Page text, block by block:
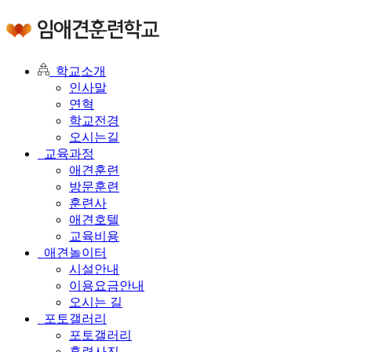
학교소개
인사말
연혁
학교전경
오시는길
교육과정
애견훈련
방문훈련
훈련사
애견호텔
교육비용
애견놀이터
시설안내
이용요금안내
오시는 길
포토갤러리
포토갤러리